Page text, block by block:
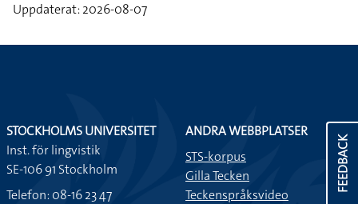
Uppdaterat: 2026-08-07
FEEDBACK
STOCKHOLMS UNIVERSITET
Inst. för lingvistik
SE-106 91 Stockholm
Telefon: 08-16 23 47
ANDRA WEBBPLATSER
STS-korpus
Gilla Tecken
Teckenspråksvideo